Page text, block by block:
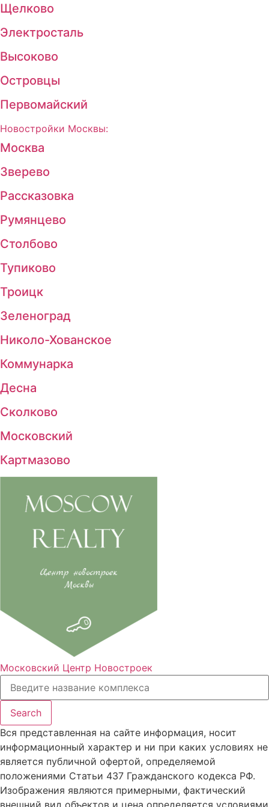
Щелково
Электросталь
Высоково
Островцы
Первомайский
Новостройки Москвы:
Москва
Зверево
Рассказовка
Румянцево
Столбово
Тупиково
Троицк
Зеленоград
Николо-Хованское
Коммунарка
Десна
Сколково
Московский
Картмазово
Московский Центр Новостроек
Search
Вся представленная на сайте информация, носит
информационный характер и ни при каких условиях не
является публичной офертой, определяемой
положениями Статьи 437 Гражданского кодекса РФ.
Изображения являются примерными, фактический
внешний вид объектов и цена определяется условиями